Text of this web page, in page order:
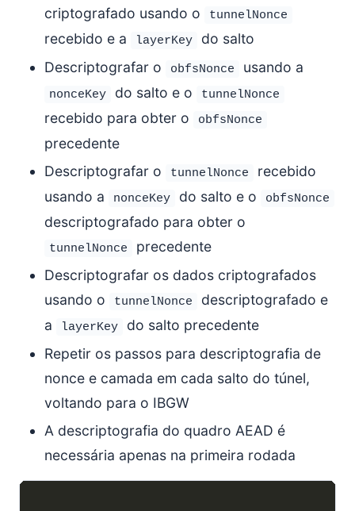
criptografado usando o
tunnelNonce
recebido e a layerKey
do salto
Descriptografar o
obfsNonce usando a
nonceKey do salto e o tunnelNonce
recebido para obter o obfsNonce
precedente
Descriptografar o
tunnelNonce
recebido
usando a
nonceKey do salto e o obfsNonce
descriptografado para obter o
tunnelNonce
precedente
Descriptografar os dados criptografados
usando o
tunnelNonce
descriptografado e
a
layerKey
do salto precedente
Repetir os passos para descriptografia de
nonce e camada em cada salto do túnel,
voltando para o IBGW
A descriptografia do quadro AEAD é
necessária apenas na primeira rodada